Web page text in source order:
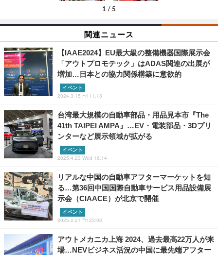
1 / 5
関連ニュース
【IAAE2024】EU最大級の整備機器国際展示会
「アウトプロモテック」はADAS関連の出展が
増加…日本との協力関係構築に意欲的
イベント
2024.3.15 Fri 11:13
台湾最大規模の自動車部品・用品見本市『The
41th TAIPEI AMPA』…EV・電装部品・3Dプリ
ンターなど展示領域が拡がる
イベント
2025.4.23 Wed 16:14
リアルな中国の自動車アフターマーケットを知
る…第36回中国国際自動車サービス用品設備展
示会（CIAACE）が北京で開催
イベント
2025.2.21 Fri 23:03
アウトメカニカ上海 2024、過去最高22万人が来
場…NEVビジネス活況の中国に最先端アフター